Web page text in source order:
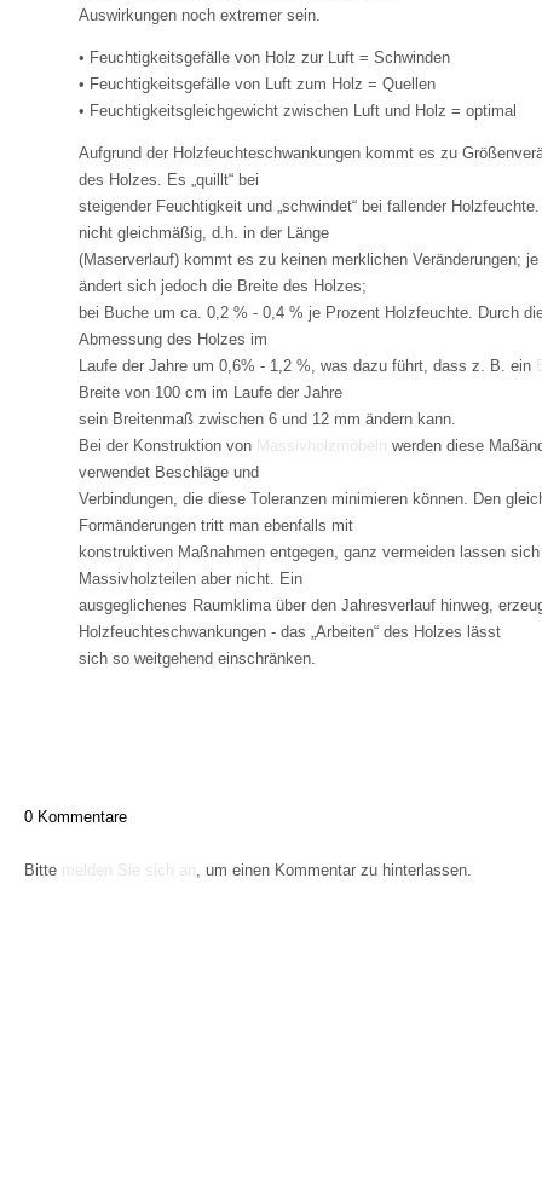
Auswirkungen noch extremer sein.
• Feuchtigkeitsgefälle von Holz zur Luft = Schwinden
• Feuchtigkeitsgefälle von Luft zum Holz = Quellen
• Feuchtigkeitsgleichgewicht zwischen Luft und Holz = optimal
Aufgrund der Holzfeuchteschwankungen kommt es zu
des Holzes. Es „quillt“ bei
steigender Feuchtigkeit und „schwindet“ bei fallender
nicht gleichmäßig, d.h. in der Länge
(Maserverlauf) kommt es zu keinen merklichen Veränderungen;
ändert sich jedoch die Breite des Holzes;
bei Buche um ca. 0,2 % - 0,4 % je Prozent Holzfeuchte. Durch
Abmessung des Holzes im
Laufe der Jahre um 0,6% - 1,2 %, was dazu führt, dass z. B. ein
Breite von 100 cm im Laufe der Jahre
sein Breitenmaß zwischen 6 und 12 mm ändern kann.
Bei der Konstruktion von Massivholzmöbeln werden diese
verwendet Beschläge und
Verbindungen, die diese Toleranzen minimieren können. Den
Formänderungen tritt man ebenfalls mit
konstruktiven Maßnahmen entgegen, ganz vermeiden lassen
Massivholzteilen aber nicht. Ein
ausgeglichenes Raumklima über den Jahresverlauf hinweg,
Holzfeuchteschwankungen - das „Arbeiten“ des Holzes lässt
sich so weitgehend einschränken.
0 Kommentare
Bitte melden Sie sich an, um einen Kommentar zu hinterlassen.